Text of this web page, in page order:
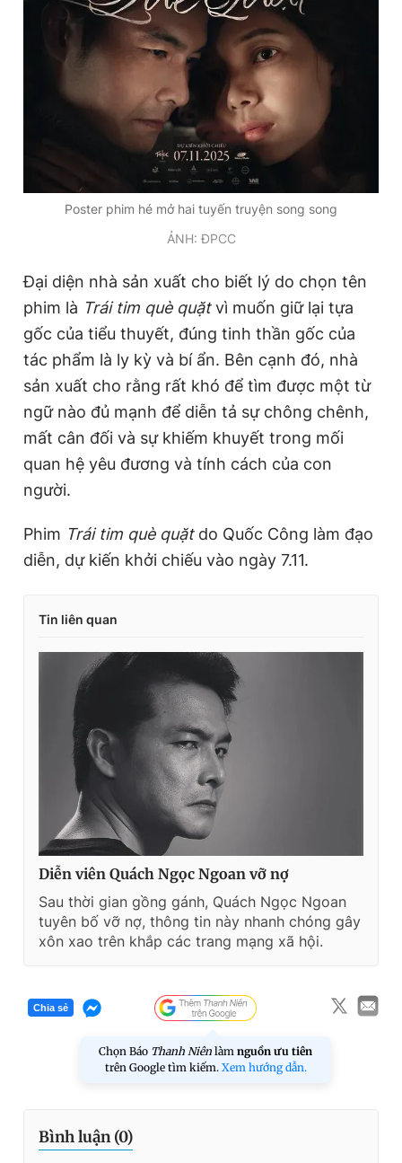
Poster phim hé mở hai tuyến truyện song song
ẢNH: ĐPCC
Đại diện nhà sản xuất cho biết lý do chọn tên
phim là Trái tim què quặtvì muốn giữ lại tựa
gốc của tiểu thuyết, đúng tinh thần gốc của
tác phẩm là ly kỳ và bí ẩn. Bên cạnh đó, nhà
sản xuất cho rằng rất khó để tìm được một từ
ngữ nào đủ mạnh để diễn tả sự chông chênh,
mất cân đối và sự khiếm khuyết trong mối
quan hệ yêu đương và tính cách của con
người.
Phim Trái tim què quặt do Quốc Công làm đạo
diễn, dự kiến khởi chiếu vào ngày 7.11.
Tin liên quan
Diễn viên Quách Ngọc Ngoan vỡ nợ
Sau thời gian gồng gánh, Quách Ngọc Ngoan
tuyên bố vỡ nợ, thông tin này nhanh chóng gây
xôn xao trên khắp các trang mạng xã hội.
Chia sẻ
Chọn Báo Thanh Niên làm nguồn ưu tiên
trên Google tìm kiếm. Xem hướng dẫn.
Bình luận (0)